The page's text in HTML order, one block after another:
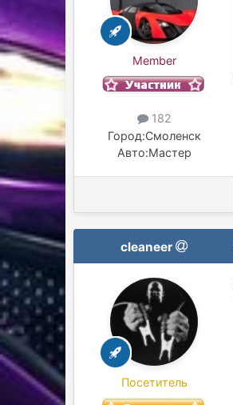
Member
182
Город:Смоленск
Авто:Мастер
cleaneer
Посетитель